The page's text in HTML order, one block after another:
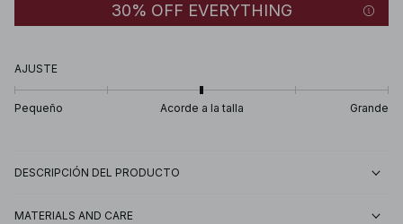
30% OFF EVERYTHING
AJUSTE
Pequeño Acorde a la talla Grande
DESCRIPCIÓN DEL PRODUCTO
MATERIALS AND CARE